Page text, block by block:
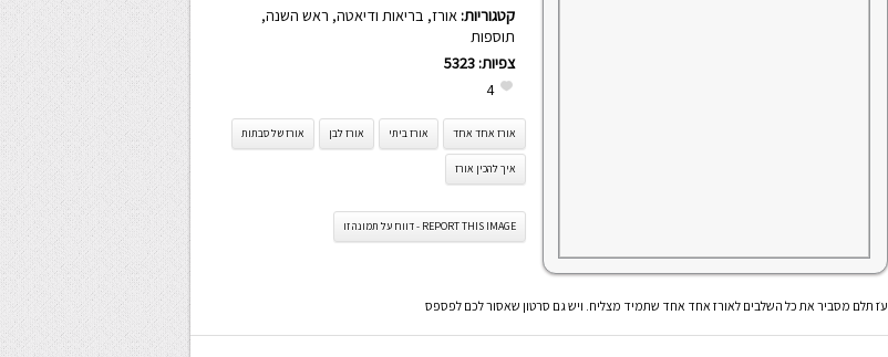
קטגוריות: אורז, בריאות ודיאטה, ראש השנה,
תוספות
צפיות: 5323
4
אורז אחד אחד אורז ביתי אורז לבן אורז של סבתות
איך להכין אורז
REPORT THIS IMAGE - דווח על תמונה זו
עֹז תלם מסביר את כל השלבים לאורז אחד אחד שתמיד מצליח. ויש גם סרטון שאסור לכם לפספס